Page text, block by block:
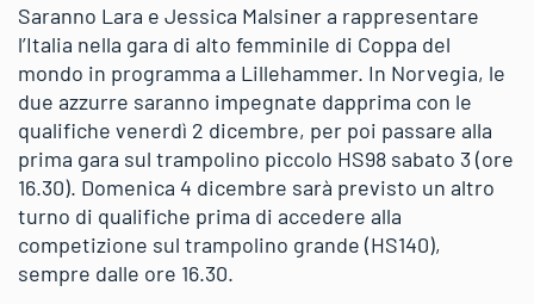
Saranno Lara e Jessica Malsiner a rappresentare
l’Italia nella gara di alto femminile di Coppa del
mondo in programma a Lillehammer. In Norvegia, le
due azzurre saranno impegnate dapprima con le
qualifiche venerdì 2 dicembre, per poi passare alla
prima gara sul trampolino piccolo HS98 sabato 3 (ore
16.30). Domenica 4 dicembre sarà previsto un altro
turno di qualifiche prima di accedere alla
competizione sul trampolino grande (HS140),
sempre dalle ore 16.30.